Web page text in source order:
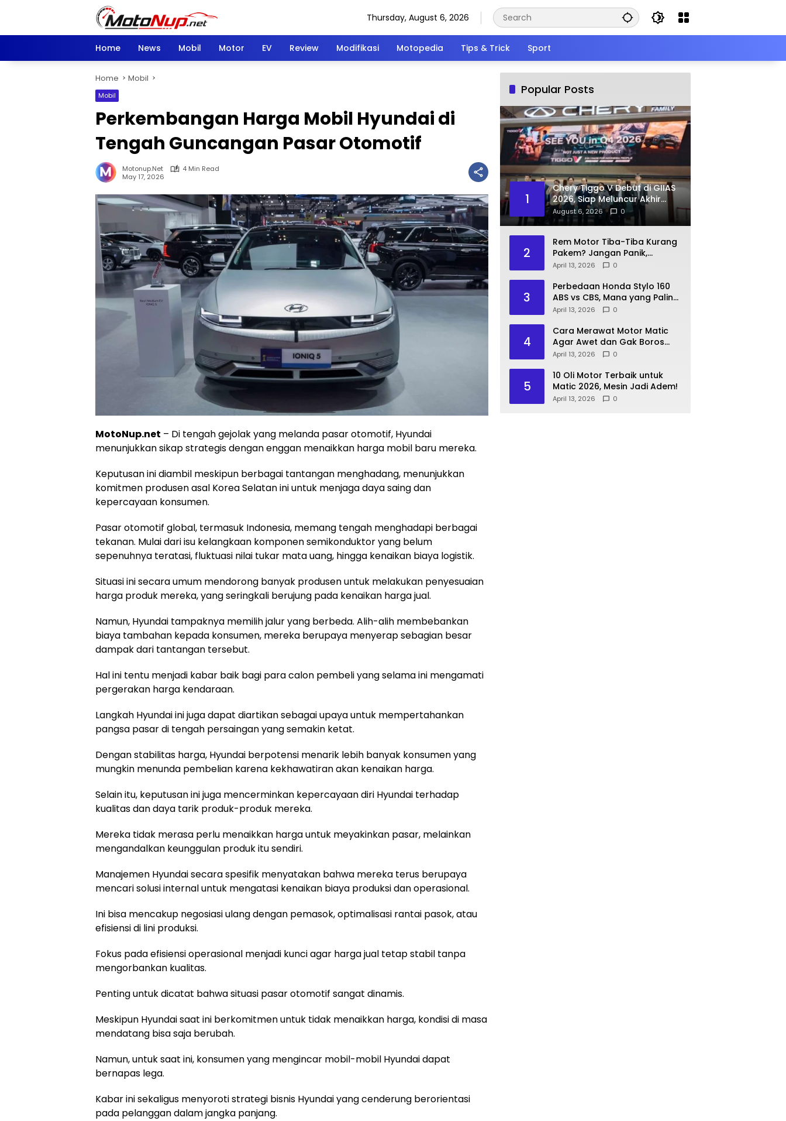
Thursday, August 6, 2026
Home News Mobil Motor EV Review Modifikasi Motopedia Tips & Trick Sport
Home Mobil
Mobil
Perkembangan Harga Mobil Hyundai di
Tengah Guncangan Pasar Otomotif
Motonup.net
4 Min Read
May 17, 2026
MotoNup.net – Di tengah gejolak yang melanda pasar otomotif, Hyundai
menunjukkan sikap strategis dengan enggan menaikkan harga mobil baru mereka.
Keputusan ini diambil meskipun berbagai tantangan menghadang, menunjukkan
komitmen produsen asal Korea Selatan ini untuk menjaga daya saing dan
kepercayaan konsumen.
Pasar otomotif global, termasuk Indonesia, memang tengah menghadapi berbagai
tekanan. Mulai dari isu kelangkaan komponen semikonduktor yang belum
sepenuhnya teratasi, fluktuasi nilai tukar mata uang, hingga kenaikan biaya logistik.
Situasi ini secara umum mendorong banyak produsen untuk melakukan penyesuaian
harga produk mereka, yang seringkali berujung pada kenaikan harga jual.
Namun, Hyundai tampaknya memilih jalur yang berbeda. Alih-alih membebankan
biaya tambahan kepada konsumen, mereka berupaya menyerap sebagian besar
dampak dari tantangan tersebut.
Hal ini tentu menjadi kabar baik bagi para calon pembeli yang selama ini mengamati
pergerakan harga kendaraan.
Langkah Hyundai ini juga dapat diartikan sebagai upaya untuk mempertahankan
pangsa pasar di tengah persaingan yang semakin ketat.
Dengan stabilitas harga, Hyundai berpotensi menarik lebih banyak konsumen yang
mungkin menunda pembelian karena kekhawatiran akan kenaikan harga.
Selain itu, keputusan ini juga mencerminkan kepercayaan diri Hyundai terhadap
kualitas dan daya tarik produk-produk mereka.
Mereka tidak merasa perlu menaikkan harga untuk meyakinkan pasar, melainkan
mengandalkan keunggulan produk itu sendiri.
Manajemen Hyundai secara spesifik menyatakan bahwa mereka terus berupaya
mencari solusi internal untuk mengatasi kenaikan biaya produksi dan operasional.
Ini bisa mencakup negosiasi ulang dengan pemasok, optimalisasi rantai pasok, atau
efisiensi di lini produksi.
Fokus pada efisiensi operasional menjadi kunci agar harga jual tetap stabil tanpa
mengorbankan kualitas.
Penting untuk dicatat bahwa situasi pasar otomotif sangat dinamis.
Meskipun Hyundai saat ini berkomitmen untuk tidak menaikkan harga, kondisi di masa
mendatang bisa saja berubah.
Namun, untuk saat ini, konsumen yang mengincar mobil-mobil Hyundai dapat
bernapas lega.
Kabar ini sekaligus menyoroti strategi bisnis Hyundai yang cenderung berorientasi
pada pelanggan dalam jangka panjang.
Popular Posts
1
Chery Tiggo V Debut di GIIAS
2026, Siap Meluncur Akhir
Tahun
August 6, 2026 0
2
Rem Motor Tiba-Tiba Kurang
Pakem? Jangan Panik,
Lakukan Langkah Ini!
April 13, 2026 0
3
Perbedaan Honda Stylo 160
ABS vs CBS, Mana yang Paling
Pas?
April 13, 2026 0
4
Cara Merawat Motor Matic
Agar Awet dan Gak Boros
Bensin
April 13, 2026 0
5
10 Oli Motor Terbaik untuk
Matic 2026, Mesin Jadi Adem!
April 13, 2026 0